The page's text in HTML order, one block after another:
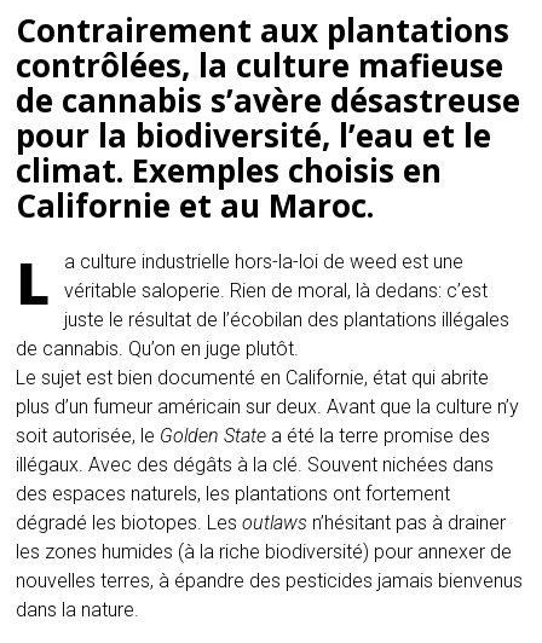
Contrairement aux plantations
contrôlées, la culture mafieuse
de cannabis s’avère désastreuse
pour la biodiversité, l’eau et le
climat. Exemples choisis en
Californie et au Maroc.
L
a culture industrielle hors-la-loi de weed est une
véritable saloperie. Rien de moral, là dedans: c’est
juste le résultat de l’écobilan des plantations illégales
de cannabis. Qu’on en juge plutôt.
Le sujet est bien documenté en Californie, état qui abrite
plus d’un fumeur américain sur deux. Avant que la culture n’y
soit autorisée, le Golden State a été la terre promise des
illégaux. Avec des dégâts à la clé. Souvent nichées dans
des espaces naturels, les plantations ont fortement
dégradé les biotopes. Lesoutlaws n’hésitant pas à drainer
les zones humides (à la riche biodiversité) pour annexer de
nouvelles terres, à épandre des pesticides jamais bienvenus
dans la nature.